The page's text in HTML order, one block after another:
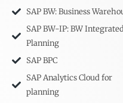
SAP BW: Business
SAP BW-IP: BW
Planning
SAP BPC
SAP Analytics Cloud for
planning